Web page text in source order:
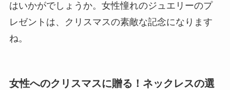
はいかがでしょうか。女性憧れのジュエリーのプ
レゼントは、クリスマスの素敵な記念になります
ね。
女性へのクリスマスに贈る！ネックレスの選